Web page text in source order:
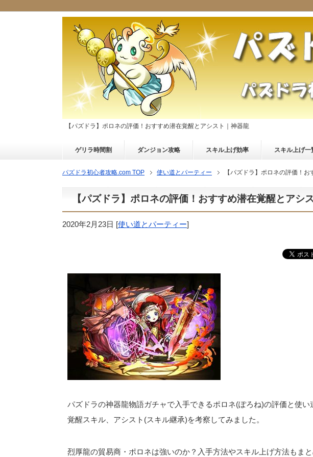
【パズドラ】ポロネの評価！おすすめ潜在覚醒とアシスト｜神器龍
ゲリラ時間割 ダンジョン攻略 スキル上げ効率 スキル上げ一
パズドラ初心者攻略.com TOP 使い道とパーティー 【パズドラ】ポロネの評価！
【パズドラ】ポロネの評価！おすすめ潜在覚醒とアシ
2020年2月23日 [使い道とパーティー]
パズドラの神器龍物語ガチャで入手できるポロネ(ぽろね)の評価と使
覚醒スキル、アシスト(スキル継承)を考察してみました。
烈厚龍の貿易商・ポロネは強いのか？入手方法やスキル上げ方法もま